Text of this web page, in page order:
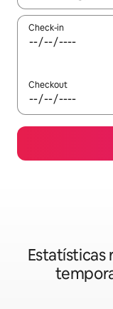
Check-in
Checkout
Estatísticas